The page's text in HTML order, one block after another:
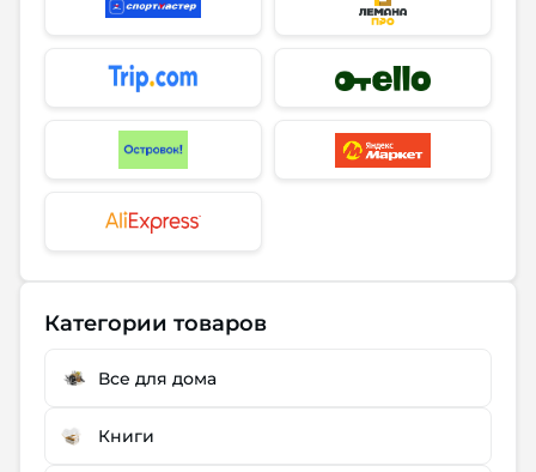
Категории товаров
Все для дома
Книги